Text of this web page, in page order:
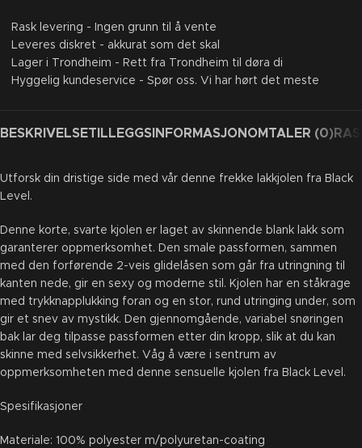
Rask levering - Ingen grunn til å vente
Leveres diskret - akkurat som det skal
Lager i Trondheim - Rett fra Trondheim til døra di
Hyggelig kundeservice - Spør oss. Vi har hørt det meste
BESKRIVELSETILLEGGSINFORMASJON OMTALER (0)
Utforsk din dristige side med vår denne frekke lakkjolen fra Black
Level.
Denne korte, svarte kjolen er laget av skinnende blank lakk som
garanterer oppmerksomhet. Den smale passformen, sammen
med den forførende 2-veis glidelåsen som går fra utringning til
kanten nede, gir en sexy og moderne stil. Kjolen har en ståkrage
med trykknapplukking foran og en stor, rund utringing under, som
gir et snev av mystikk. Den gjennomgående, variabel snøringen
bak lar deg tilpasse passformen etter din kropp, slik at du kan
skinne med selvsikkerhet. Våg å være i sentrum av
oppmerksomheten med denne sensuelle kjolen fra Black Level.
Spesifikasjoner
Materiale: 100% polyester m/polyuretan-coating